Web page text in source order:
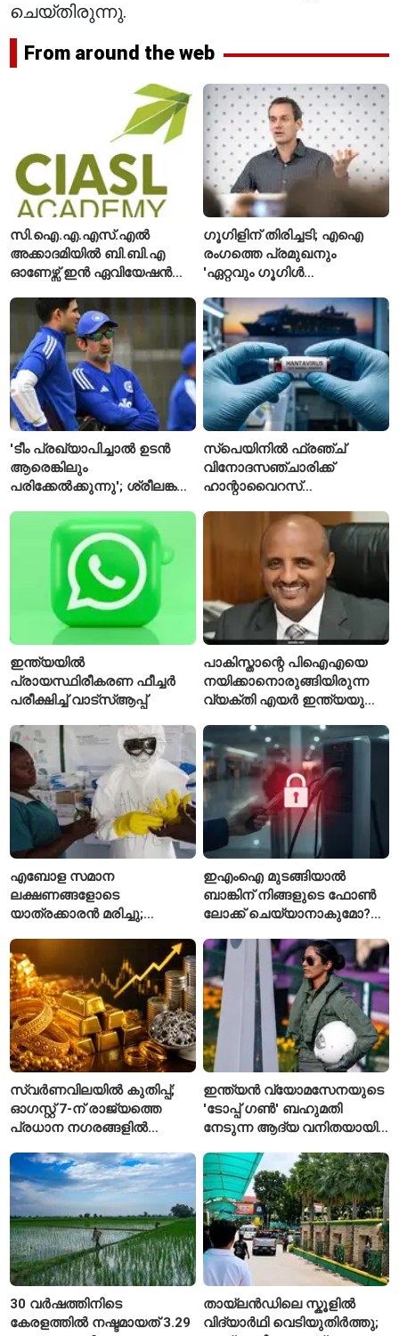
ചെയ്തിരുന്നു.
From around the web
സി.ഐ.എ.എസ്.എൽ
അക്കാദമിയിൽ ബി.ബി.എ
ഓണേഴ്സ് ഇൻ ഏവിയേഷൻ
ഈമാസം 12 വരെ
ഗൂഗിളിന് തിരിച്ചടി; എഐ
രംഗത്തെ പ്രമുഖനും
'ഏറ്റവും ഗൂഗിൾ
വിശേഷിപ്പിക്കപ്പെട്ട
ഗവേഷകൻ രാജിവെച്ചു
'ടീം പ്രഖ്യാപിച്ചാൽ ഉടൻ
ആരെങ്കിലും
പരിക്കേൽക്കുന്നു'; ശ്രീലങ്കൻ
ടീമിനെ കുറിച്ച് മുൻതാരം
സ്പെയിനിൽ ഫ്രഞ്ച്
വിനോദസഞ്ചാരിക്ക്
ഹാന്റാവൈറസ്
ഐസൊലേഷനിൽ
പ്രവേശിപ്പിച്ചു
ഇന്ത്യയിൽ
പ്രായസ്ഥിരീകരണ ഫീച്ചർ
പരീക്ഷിച്ച് വാട്‌സ്ആപ്പ്
പാകിസ്താന്റെ പിഐഎയെ
നയിക്കാനൊരുങ്ങിയിരുന്ന
വ്യക്തി എയർ ഇന്ത്യയുടെ
എബോള സമാന
ലക്ഷണങ്ങളോടെ
യാത്രക്കാരൻ മരിച്ചു;
യാത്രക്കാരെ
നിരീക്ഷണത്തിൽ
ഇഎംഐ മുടങ്ങിയാൽ
ബാങ്കിന് നിങ്ങളുടെ ഫോൺ
ലോക്ക് ചെയ്യാനാകുമോ?
ചട്ടങ്ങൾ ഇങ്ങനെ
സ്വർണവിലയിൽ കുതിപ്പ്;
ഓഗസ്റ്റ് 7-ന് രാജ്യത്തെ
പ്രധാന നഗരങ്ങളിൽ
ഇന്ത്യൻ വ്യോമസേനയുടെ
'ടോപ്പ് ഗൺ' ബഹുമതി
നേടുന്ന ആദ്യ വനിതയായി
30 വർഷത്തിനിടെ
കേരളത്തിൽ നഷ്ടമായത് 3.29
തായ്‌ലൻഡിലെ സ്കൂളിൽ
വിദ്യാർഥി വെടിയുതിർത്തു;